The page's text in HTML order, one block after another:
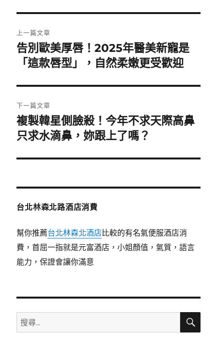
章
導
覽
上一篇文章
上
文
章:
告別歐美厚唇！2025年醫美新寵是
「這款唇型」，自然柔嫩更受歡迎
下一篇文章
下
一
文
複製韓星側臉殺！今年不求天際高鼻
只求水滴鼻，妳跟上了嗎？
台北林森北路酒店消費
幫你推薦台北林森北酒店比較的有名氣便服酒店消
費，首屈一指就是元富酒店，小姐顏值，氣質，語言
能力，保證會讓你滿意
搜
尋
搜